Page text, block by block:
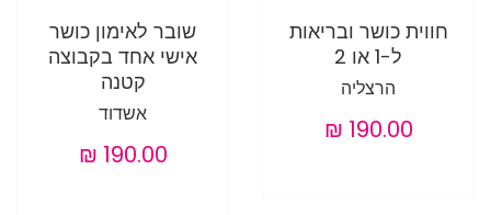
חווית כושר ובריאות
ל-1 או 2
הרצליה
שובר לאימון כושר
אישי אחד בקבוצה
קטנה
אשדוד